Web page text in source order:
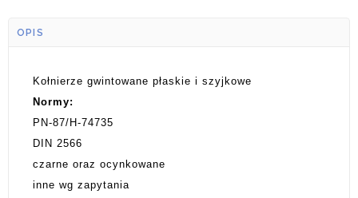
OPIS
Kołnierze gwintowane płaskie i szyjkowe
Normy:
PN-87/H-74735
DIN 2566
czarne oraz ocynkowane
inne wg zapytania